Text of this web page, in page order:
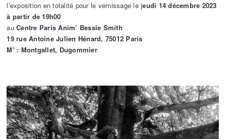
l’exposition en totalité pour le vernissage le jeudi 14 décembre 2023
à partir de 19h00
auCentre Paris Anim’ Bessie Smith
19 rue Antoine Julien Hénard, 75012 Paris
M° : Montgallet, Dugommier